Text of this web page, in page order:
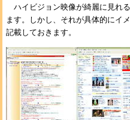
ハイビジョン映像が綺麗に見れ
ます。しかし、それが具体的にイ
記載しておきます。